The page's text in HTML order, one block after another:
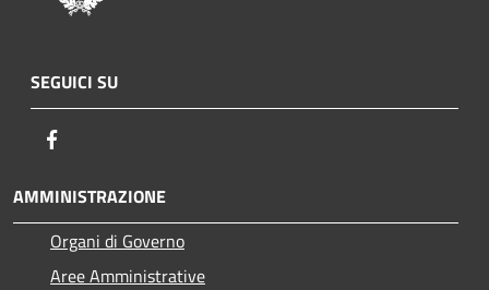
SEGUICI SU
AMMINISTRAZIONE
Organi di Governo
Aree Amministrative